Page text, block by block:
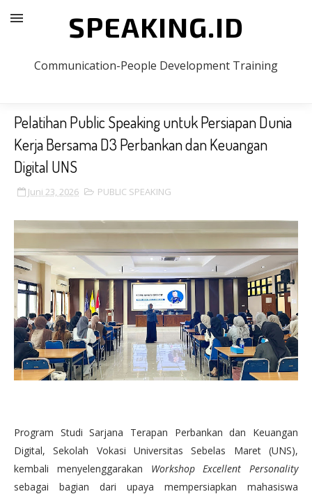
SPEAKING.ID
Communication-People Development Training
Pelatihan Public Speaking untuk Persiapan Dunia
Kerja Bersama D3 Perbankan dan Keuangan
Digital UNS
Juni 23, 2026 PUBLIC SPEAKING
Program Studi Sarjana Terapan Perbankan dan Keuangan
Digital, Sekolah Vokasi Universitas Sebelas Maret (UNS),
kembali menyelenggarakan Workshop Excellent Personality
sebagai bagian dari upaya mempersiapkan mahasiswa